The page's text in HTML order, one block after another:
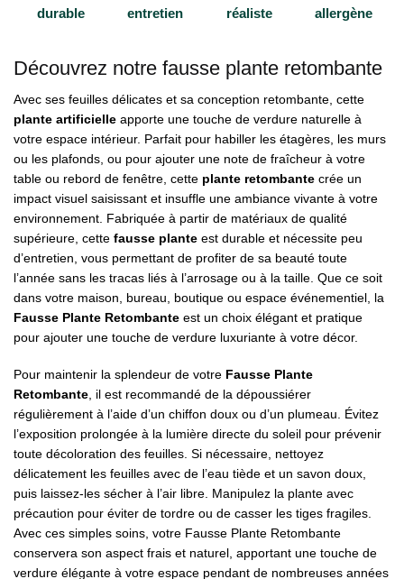
durable
entretien
réaliste
allergène
Découvrez notre fausse plante retombante
Avec ses feuilles délicates et sa conception retombante, cette
plante artificielle apporte une touche de verdure naturelle à
votre espace intérieur. Parfait pour habiller les étagères, les murs
ou les plafonds, ou pour ajouter une note de fraîcheur à votre
table ou rebord de fenêtre, cette plante retombante crée un
impact visuel saisissant et insuffle une ambiance vivante à votre
environnement. Fabriquée à partir de matériaux de qualité
supérieure, cette fausse plante est durable et nécessite peu
d’entretien, vous permettant de profiter de sa beauté toute
l’année sans les tracas liés à l’arrosage ou à la taille. Que ce soit
dans votre maison, bureau, boutique ou espace événementiel, la
Fausse Plante Retombante est un choix élégant et pratique
pour ajouter une touche de verdure luxuriante à votre décor.
Pour maintenir la splendeur de votre Fausse Plante
Retombante, il est recommandé de la dépoussiérer
régulièrement à l’aide d’un chiffon doux ou d’un plumeau. Évitez
l’exposition prolongée à la lumière directe du soleil pour prévenir
toute décoloration des feuilles. Si nécessaire, nettoyez
délicatement les feuilles avec de l’eau tiède et un savon doux,
puis laissez-les sécher à l’air libre. Manipulez la plante avec
précaution pour éviter de tordre ou de casser les tiges fragiles.
Avec ces simples soins, votre Fausse Plante Retombante
conservera son aspect frais et naturel, apportant une touche de
verdure élégante à votre espace pendant de nombreuses années